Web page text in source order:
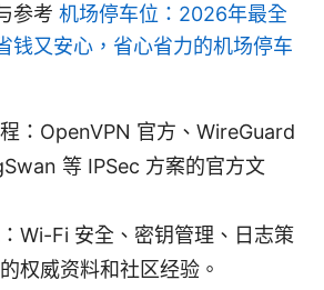
参考 机场停车位：2026年最全
钱又安心，省心省力的机场停车
：OpenVPN 官方、WireGuard
等 IPSec 方案的官方文
Wi-Fi 安全、密钥管理、日志策
权威资料和社区经验。